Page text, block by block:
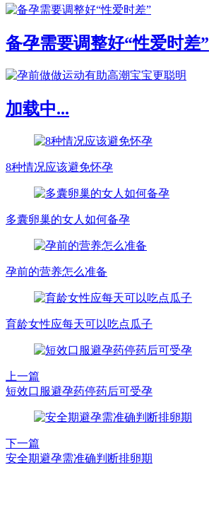
备孕需要调整好“性爱时差”
加载中...
8种情况应该避免怀孕
多囊卵巢的女人如何备孕
孕前的营养怎么准备
育龄女性应每天可以吃点瓜子
上一篇
短效口服避孕药停药后可受孕
下一篇
安全期避孕需准确判断排卵期